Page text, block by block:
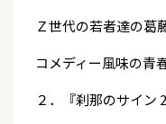
Ｚ世代の若者達の葛
コメディー風味の青
２．『刹那のサイン